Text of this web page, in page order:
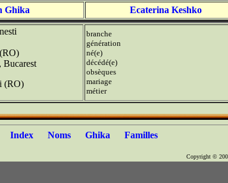
Ghika Ecaterina Keshko
Bucarest
(RO)
branche
génération
né(e)
décédé(e)
obsèques
mariage
métier
Index Noms Ghika Familles
Copyright ©